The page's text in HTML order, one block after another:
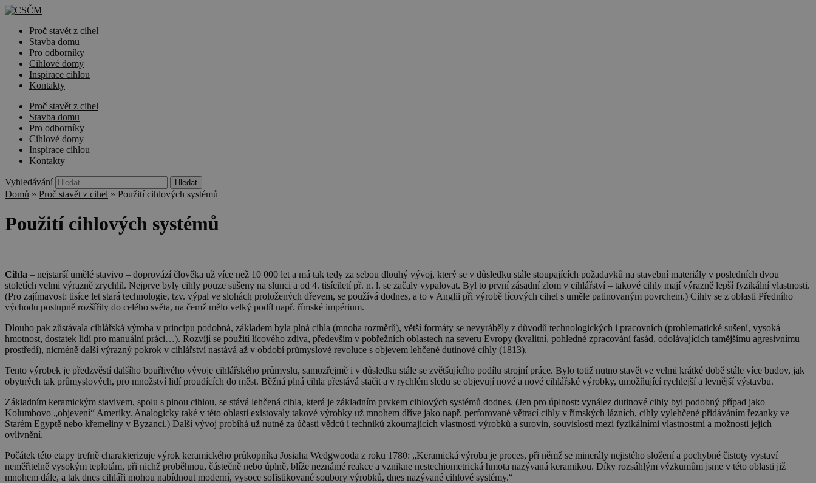
Proč stavět z cihel
Stavba domu
Pro odborníky
Cihlové domy
Inspirace cihlou
Kontakty
Proč stavět z cihel
Stavba domu
Pro odborníky
Cihlové domy
Inspirace cihlou
Kontakty
Vyhledávání
Domů » Proč stavět z cihel » Použití cihlových systémů
Použití cihlových systémů
Cihla – nejstarší umělé stavivo – doprovází člověka už více než 10 000 let a má tak tedy za sebou dlouhý vývoj, který se v důsledku stále stoupajících požadavků na stavební materiály v posledních dvou
stoletích velmi výrazně zrychlil. Nejprve byly cihly pouze sušeny na slunci a od 4. tisíciletí př. n. l. se začaly vypalovat. Byl to první zásadní zlom v cihlářství – takové cihly mají výrazně lepší fyzikální vlastnosti.
(Pro zajímavost: tisíce let stará technologie, tzv. výpal ve slohách proložených dřevem, se používá dodnes, a to v Anglii při výrobě lícových cihel s uměle patinovaným povrchem.) Cihly se z oblasti Předního
východu postupně rozšířily do celého světa, na čemž mělo velký podíl např. římské impérium.
Dlouho pak zůstávala cihlářská výroba v principu podobná, základem byla plná cihla (mnoha rozměrů), větší formáty se nevyráběly z důvodů technologických i pracovních (problematické sušení, vysoká
hmotnost, dostatek lidí pro manuální práci…). Rozvíjí se použití lícového zdiva, především v pobřežních oblastech na severu Evropy (kvalitní, pohledné zpracování fasád, odolávajících tamějšímu agresivnímu
prostředí), nicméně další výrazný pokrok v cihlářství nastává až v období průmyslové revoluce s objevem lehčené dutinové cihly (1813).
Tento výrobek je předzvěstí dalšího bouřlivého vývoje cihlářského průmyslu, samozřejmě i v důsledku stále se zvětšujícího podílu strojní práce. Bylo totiž nutno stavět ve velmi krátké době stále více budov, jak
obytných tak průmyslových, pro množství lidí proudících do měst. Běžná plná cihla přestává stačit a v rychlém sledu se objevují nové a nové cihlářské výrobky, umožňující rychlejší a levnější výstavbu.
Základním keramickým stavivem, spolu s plnou cihlou, se stává lehčená cihla, která je základním prvkem cihlových systémů dodnes. (Jen pro úplnost: vynález dutinové cihly byl podobný případ jako
Kolumbovo „objevení“ Ameriky. Analogicky také v této oblasti existovaly takové výrobky už mnohem dříve jako např. perforované větrací cihly v římských lázních, cihly vylehčené přidáváním řezanky ve
Starém Egyptě nebo křemeliny v Byzanci.) Další vývoj probíhá už nutně za účasti vědců i techniků zkoumajících vlastnosti výrobků a surovin, souvislosti mezi fyzikálními vlastnostmi a možnosti jejich
ovlivnění.
Počátek této etapy trefně charakterizuje výrok keramického průkopníka Josiaha Wedgwooda z roku 1780: „Keramická výroba je proces, při němž se minerály nejistého složení a pochybné čistoty vystaví
neměřitelně vysokým teplotám, při nichž proběhnou, částečně nebo úplně, blíže neznámé reakce a vznikne nestechiometrická hmota nazývaná keramikou. Díky rozsáhlým výzkumům jsme v této oblasti již
mnohem dále, a tak dnes cihláři mohou nabídnout moderní, vysoce sofistikované soubory výrobků, dnes nazývané cihlové systémy.“